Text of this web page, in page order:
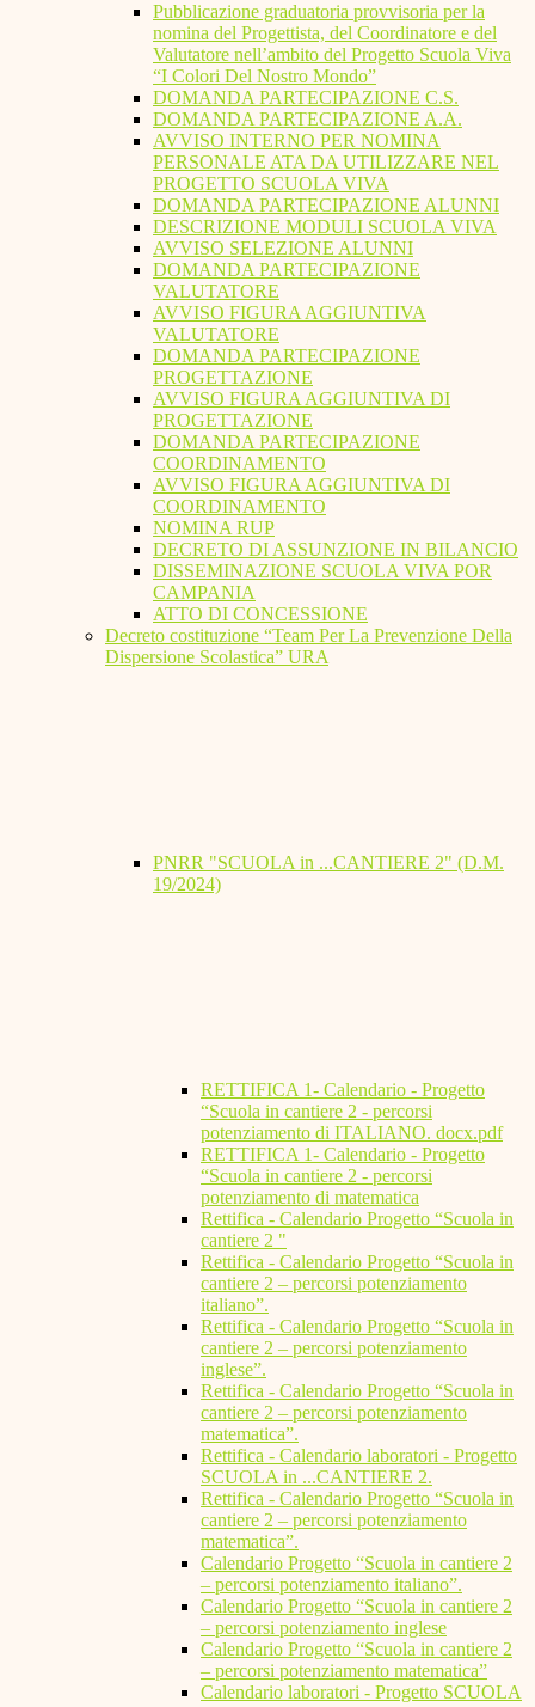
Pubblicazione graduatoria provvisoria per la
nomina del Progettista, del Coordinatore e del
Valutatore nell’ambito del Progetto Scuola Viva
“I Colori Del Nostro Mondo”
DOMANDA PARTECIPAZIONE C.S.
DOMANDA PARTECIPAZIONE A.A.
AVVISO INTERNO PER NOMINA
PERSONALE ATA DA UTILIZZARE NEL
PROGETTO SCUOLA VIVA
DOMANDA PARTECIPAZIONE ALUNNI
DESCRIZIONE MODULI SCUOLA VIVA
AVVISO SELEZIONE ALUNNI
DOMANDA PARTECIPAZIONE
VALUTATORE
AVVISO FIGURA AGGIUNTIVA
VALUTATORE
DOMANDA PARTECIPAZIONE
PROGETTAZIONE
AVVISO FIGURA AGGIUNTIVA DI
PROGETTAZIONE
DOMANDA PARTECIPAZIONE
COORDINAMENTO
AVVISO FIGURA AGGIUNTIVA DI
COORDINAMENTO
NOMINA RUP
DECRETO DI ASSUNZIONE IN BILANCIO
DISSEMINAZIONE SCUOLA VIVA POR
CAMPANIA
ATTO DI CONCESSIONE
Decreto costituzione “Team Per La Prevenzione Della
Dispersione Scolastica” URA
PNRR "SCUOLA in ...CANTIERE 2" (D.M.
19/2024)
RETTIFICA 1- Calendario - Progetto
“Scuola in cantiere 2 - percorsi
potenziamento di ITALIANO. docx.pdf
RETTIFICA 1- Calendario - Progetto
“Scuola in cantiere 2 - percorsi
potenziamento di matematica
Rettifica - Calendario Progetto “Scuola in
cantiere 2 "
Rettifica - Calendario Progetto “Scuola in
cantiere 2 – percorsi potenziamento
italiano”.
Rettifica - Calendario Progetto “Scuola in
cantiere 2 – percorsi potenziamento
inglese”.
Rettifica - Calendario Progetto “Scuola in
cantiere 2 – percorsi potenziamento
matematica”.
Rettifica - Calendario laboratori - Progetto
SCUOLA in ...CANTIERE 2.
Rettifica - Calendario Progetto “Scuola in
cantiere 2 – percorsi potenziamento
matematica”.
Calendario Progetto “Scuola in cantiere 2
– percorsi potenziamento italiano”.
Calendario Progetto “Scuola in cantiere 2
– percorsi potenziamento inglese
Calendario Progetto “Scuola in cantiere 2
– percorsi potenziamento matematica”
Calendario laboratori - Progetto SCUOLA